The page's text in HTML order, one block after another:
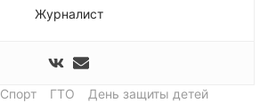
Журналист
Спорт ГТО День защиты детей